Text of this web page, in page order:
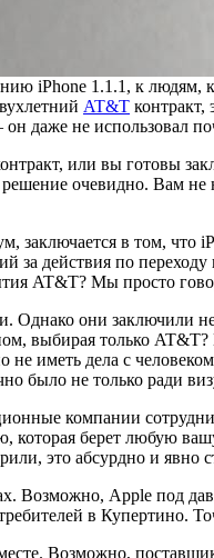
iPhone 1.1.1, к людям,
AT&T
даже не использовал
или вы готовы
очевидно. Вам
в том, что
действия по переходу
AT&T? Мы просто
Однако они заключили
выбирая только
иметь дела с
было не только ради
компании
берет любую
это абсурдно и
Возможно, Apple под
в Купертино.
Возможно,